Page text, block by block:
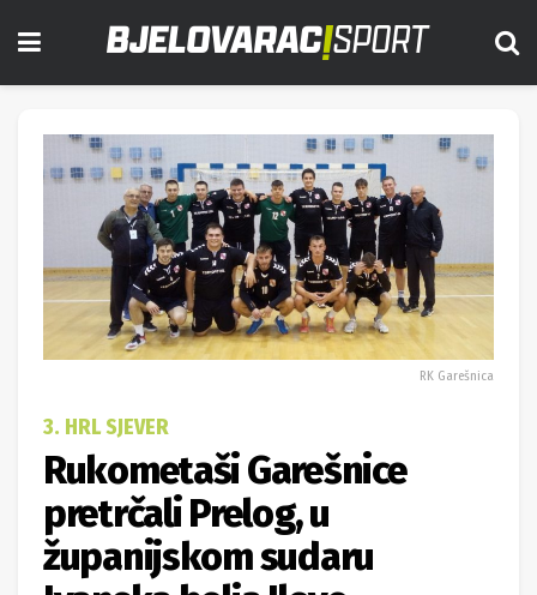
RK Garešnica
3. HRL SJEVER
Rukometaši Garešnice
pretrčali Prelog, u
županijskom sudaru